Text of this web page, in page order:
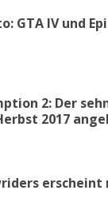
GTA IV und
2: Der
2017
erscheint